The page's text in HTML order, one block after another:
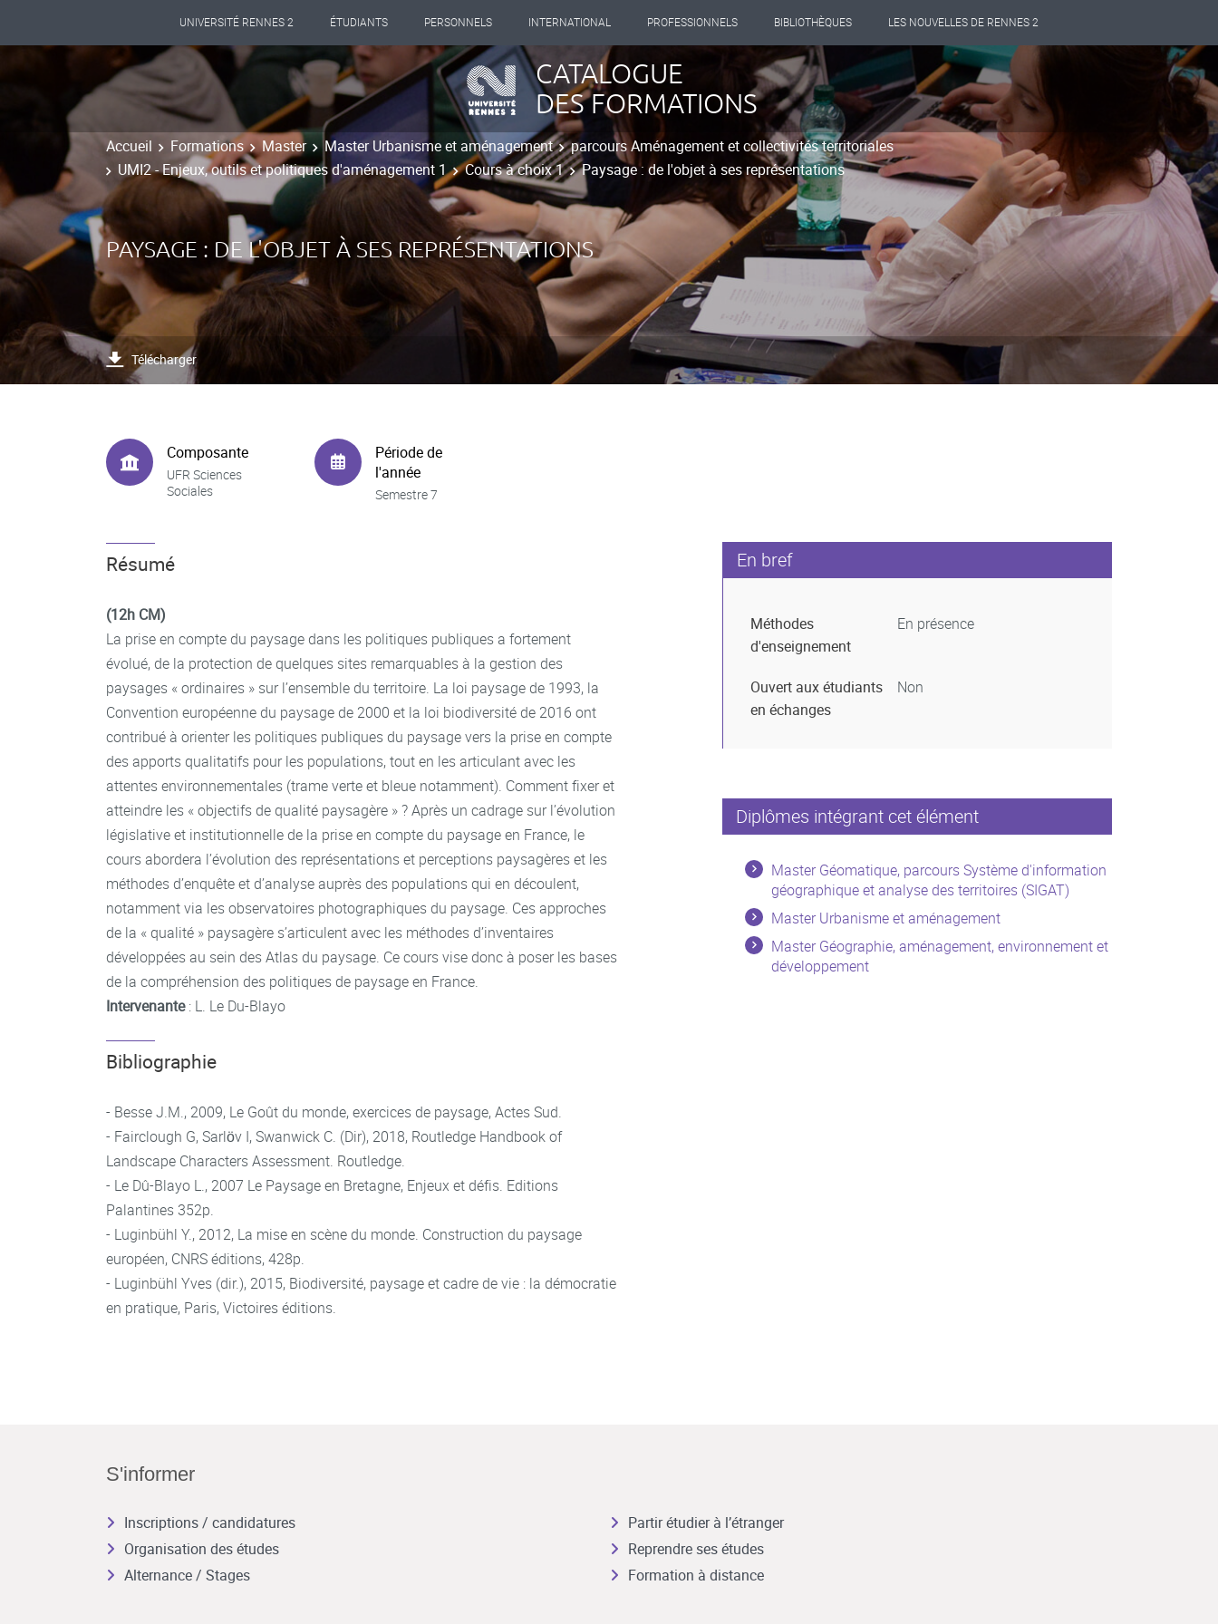
UNIVERSITÉ RENNES 2 ÉTUDIANTS PERSONNELS INTERNATIONAL PROFESSIONNELS BIBLIOTHÈQUES LES NOUVELLES DE RENNES 2
CATALOGUE
DES FORMATIONS
Accueil Formations Master Master Urbanisme et aménagement
parcours Aménagement et collectivités territoriales
UMI2 - Enjeux, outils et politiques d'aménagement 1
Cours à choix 1 Paysage : de l'objet à ses représentations
PAYSAGE : DE L'OBJET À SES REPRÉSENTATIONS
Télécharger
Composante
UFR Sciences
Sociales
Période de
l'année
Semestre 7
Résumé
(12h CM)
La prise en compte du paysage dans les politiques publiques a fortement
évolué, de la protection de quelques sites remarquables à la gestion des
paysages « ordinaires » sur l’ensemble du territoire. La loi paysage de 1993, la
Convention européenne du paysage de 2000 et la loi biodiversité de 2016 ont
contribué à orienter les politiques publiques du paysage vers la prise en compte
des apports qualitatifs pour les populations, tout en les articulant avec les
attentes environnementales (trame verte et bleue notamment). Comment fixer et
atteindre les « objectifs de qualité paysagère » ? Après un cadrage sur l’évolution
législative et institutionnelle de la prise en compte du paysage en France, le
cours abordera l’évolution des représentations et perceptions paysagères et les
méthodes d’enquête et d’analyse auprès des populations qui en découlent,
notamment via les observatoires photographiques du paysage. Ces approches
de la « qualité » paysagère s’articulent avec les méthodes d’inventaires
développées au sein des Atlas du paysage. Ce cours vise donc à poser les bases
de la compréhension des politiques de paysage en France.
Intervenante: L. Le Du-Blayo
Bibliographie
- Besse J.M., 2009, Le Goût du monde, exercices de paysage, Actes Sud.
- Fairclough G, Sarlöv I, Swanwick C. (Dir), 2018, Routledge Handbook of
Landscape Characters Assessment. Routledge.
- Le Dû-Blayo L., 2007 Le Paysage en Bretagne, Enjeux et défis. Editions
Palantines 352p.
- Luginbühl Y., 2012, La mise en scène du monde. Construction du paysage
européen, CNRS éditions, 428p.
- Luginbühl Yves (dir.), 2015, Biodiversité, paysage et cadre de vie : la démocratie
en pratique, Paris, Victoires éditions.
En bref
Méthodes
d'enseignement
En présence
Ouvert aux étudiants
en échanges
Non
Diplômes intégrant cet élément
Master Géomatique, parcours Système d'information
géographique et analyse des territoires (SIGAT)
Master Urbanisme et aménagement
Master Géographie, aménagement, environnement et
développement
S'informer
Inscriptions / candidatures
Organisation des études
Alternance / Stages
Partir étudier à l’étranger
Reprendre ses études
Formation à distance